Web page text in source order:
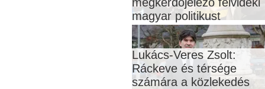
magyar politikust
Lukács-Veres Zsolt:
Ráckeve és térsége
számára a közlekedés